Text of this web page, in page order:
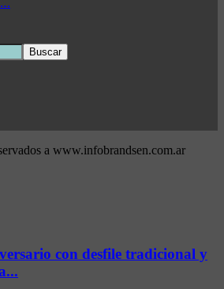
a www.infobrandsen.com.ar
con desfile tradicional y